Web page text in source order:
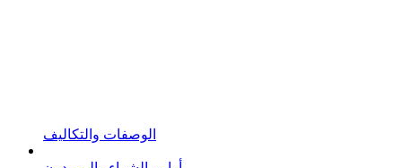
الوصفات والتكاليف